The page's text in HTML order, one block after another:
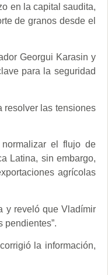
en la capital saudita,
de granos desde el
Georgui Karasin y
para la seguridad
resolver las tensiones
el flujo de
Latina, sin embargo,
agrícolas
y reveló que Vladímir
pendientes”.
la información,